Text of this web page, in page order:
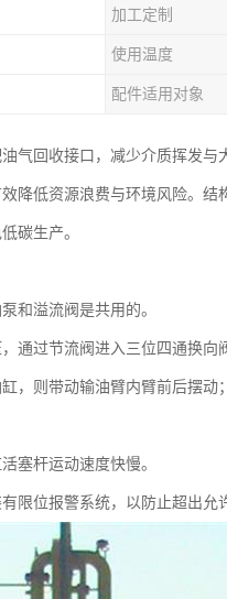
加工定制
使用温度
配件适用对象
气回收接口，减少介质挥发
降低资源浪费与环境风险。结
碳生产。
和溢流阀是共用的。
通过节流阀进入三位四通换向
，则带动输油臂内臂前后摆
塞杆运动速度快慢。
限位报警系统，以防止超出允